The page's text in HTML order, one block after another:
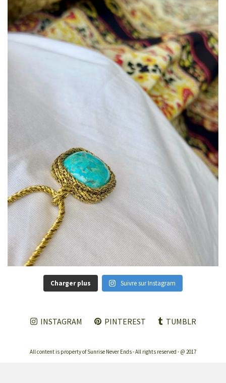
Charger plus Suivre sur Instagram
INSTAGRAM PINTEREST TUMBLR
All content is property of Sunrise Never Ends - All rights reserved - @ 2017